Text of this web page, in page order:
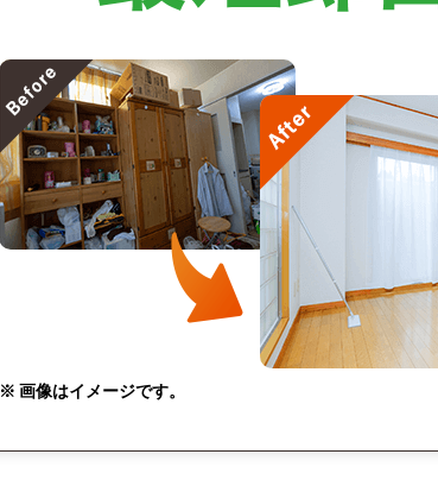
※ 画像はイメージです。